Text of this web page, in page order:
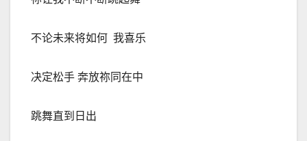
不论未来将如何 我喜乐
决定松手 奔放祢同在中
跳舞直到日出